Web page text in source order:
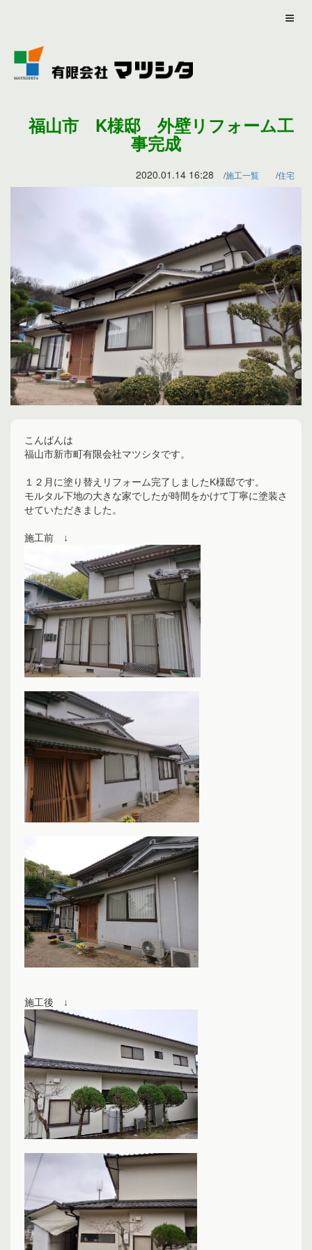
福山市 K様邸 外壁リフォーム工
事完成
2020.01.14 16:28 施工一覧 住宅
こんばんは
福山市新市町有限会社マツシタです。
１２月に塗り替えリフォーム完了しましたK様邸です。
モルタル下地の大きな家でしたが時間をかけて丁寧に塗装さ
せていただきました。
施工前 ↓
施工後 ↓